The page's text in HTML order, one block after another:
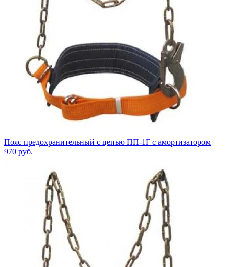
Пояс предохранительный с цепью ПП-1Г с амортизатором
970 руб.